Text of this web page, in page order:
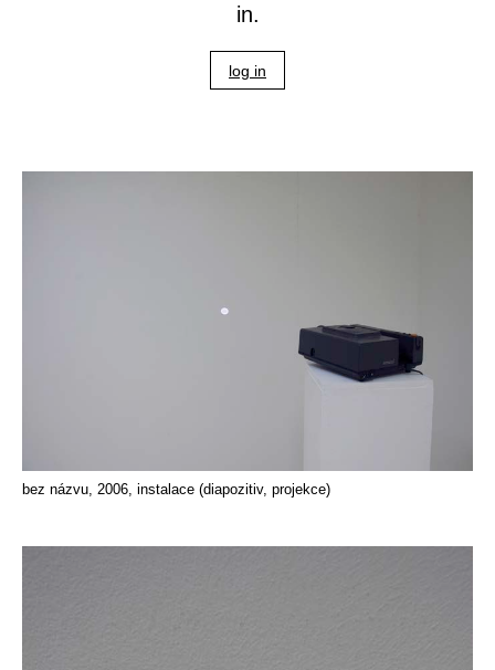
in.
log in
bez názvu, 2006, instalace (diapozitiv, projekce)